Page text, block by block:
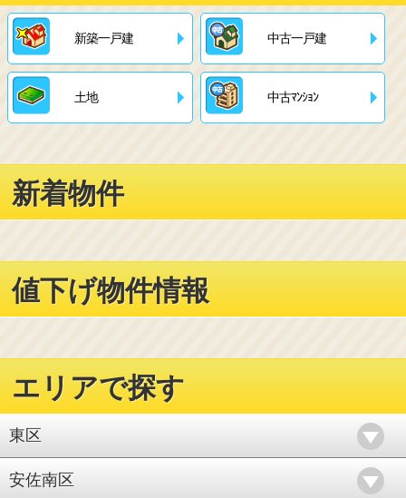
新築一戸建 中古一戸建
土地 中古ﾏﾝｼｮﾝ
新着物件
値下げ物件情報
エリアで探す
東区
安佐南区